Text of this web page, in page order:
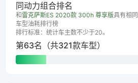
同动力组合排名
和 雷克萨斯ES 2020款 300h 尊享版具有相
车型油耗排行榜
排行标准：统计车主数不少于20。
第63名（共321款车型）